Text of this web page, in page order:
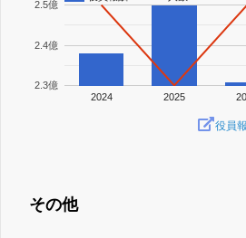
2024 2025
2.3億
2.4億
2.5億
役員
その他